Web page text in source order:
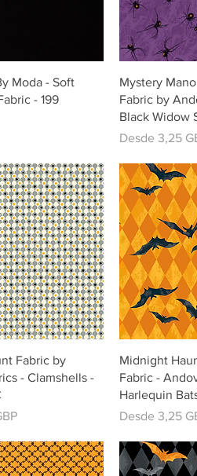
rápida
Moda - Soft
- 199
Mystery
Fabric by
Black Widow
Desde 3,25
Precio de
rápida
Fabric by
- Clamshells -
Midnight
Fabric -
Harlequin
Desde 3,25
Precio de